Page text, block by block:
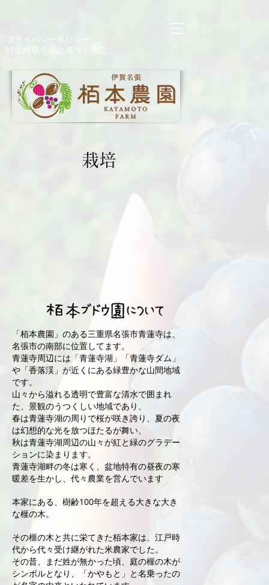
​特定商取引法に基づく表記
​プライバシーポリシー
栽培
栢本ブドウ園について
「栢本農園」のある三重県名張市青蓮寺は、
名張市の南部に位置してます。
青蓮寺周辺には「青蓮寺湖」「青蓮寺ダム」
や「香落渓」が近くにある緑豊かな山間地域
です。
山々から溢れる透明で豊富な清水で囲まれ
た、景観のうつくしい地域であり、
春は青蓮寺湖の周りで桜が咲き誇り、夏の夜
は幻想的な光を放つほたるが舞い、
秋は青蓮寺湖周辺の山々が紅と緑のグラデー
ションに染まります。
青蓮寺湖畔の冬は寒く、盆地特有の昼夜の寒
暖差を生かし、代々農業を営んでいます
本家にある、樹齢100年を超える大きな大き
な榧の木。
その榧の木と共に栄てきた栢本家は、江戸時
代から代々受け継がれた米農家でした。
その昔、まだ姓が無かった頃、庭の榧の木が
シンボルとなり、「かやもと」と名乗ったの